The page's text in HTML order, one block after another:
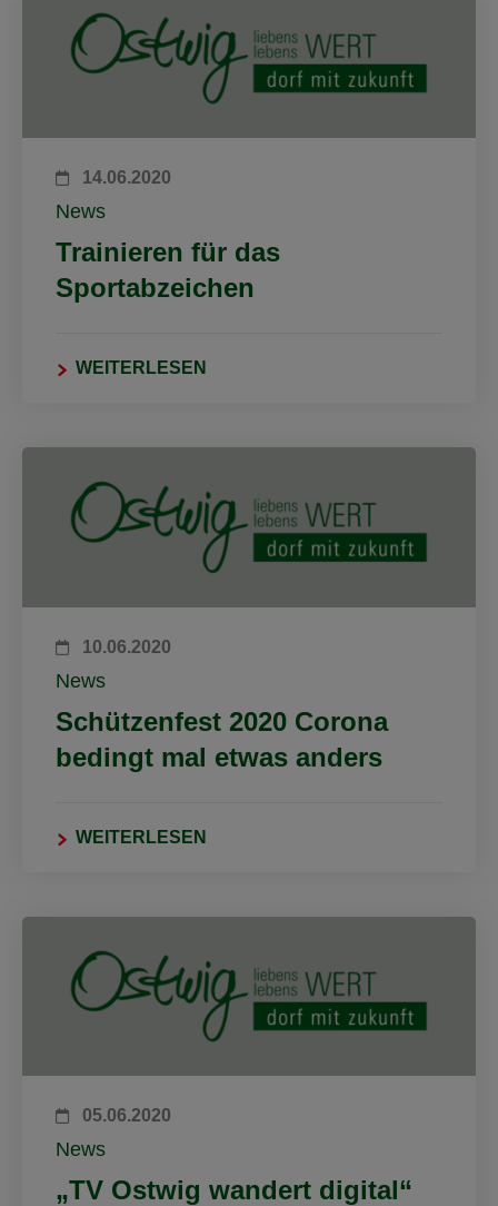
14.06.2020
News
Trainieren für das
Sportabzeichen
WEITERLESEN
10.06.2020
News
Schützenfest 2020 Corona
bedingt mal etwas anders
WEITERLESEN
05.06.2020
News
„TV Ostwig wandert digital“